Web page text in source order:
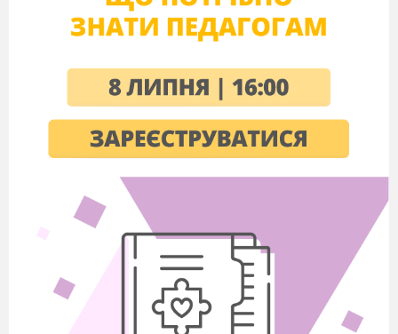
«Письмо» учнями у повітрі. Напишіть
букву у повітрі.
Обведення елементів літери за поданим у
зошиті пунктиром.
Письмо великої букви Е.
Письмо великої букви Е з іншими
вивченими літерами.
Узагальнення і систематизація знань
Пропишіть раніше вивчені голосні та
поєднання букви е з ними.
2. Робота над малюнками
Розгляньте малюнки внизу сторінки.
Порахуйте скільки велосипедів